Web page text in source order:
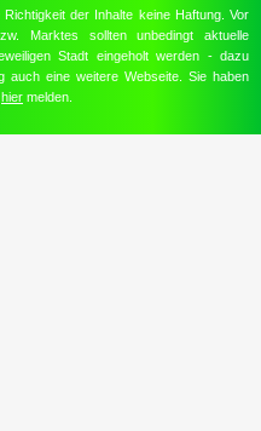
der Inhalte keine Haftung. Vor
Marktes sollten unbedingt aktuelle
Stadt eingeholt werden - dazu
auch eine weitere Webseite. Sie haben
hier melden.